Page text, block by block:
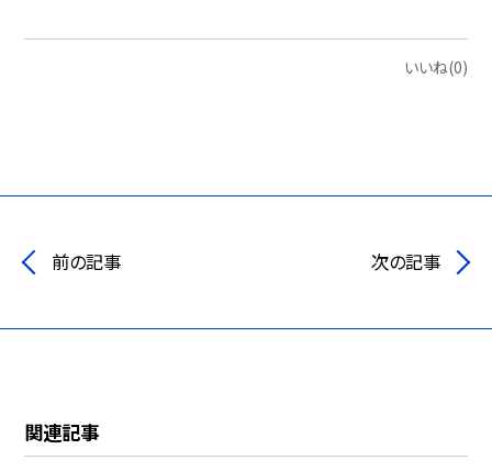
いいね(0)
前の記事 次の記事
関連記事